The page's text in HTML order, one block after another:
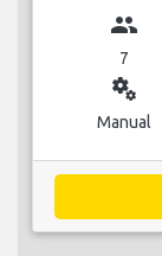
group
7
miscellaneous_services
Manual